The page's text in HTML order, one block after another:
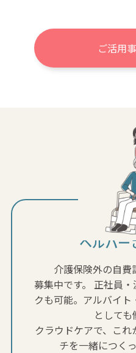
ご活用
ヘルパー
介護保険外の自費
募集中です。
正社員
クも可能。アルバイ
としても
クラウドケアで、こ
チを一緒につく